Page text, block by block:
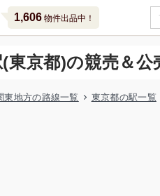
1,606物件出品中！
東京都)の競売＆公
東地方の路線一覧 東京都の駅一覧